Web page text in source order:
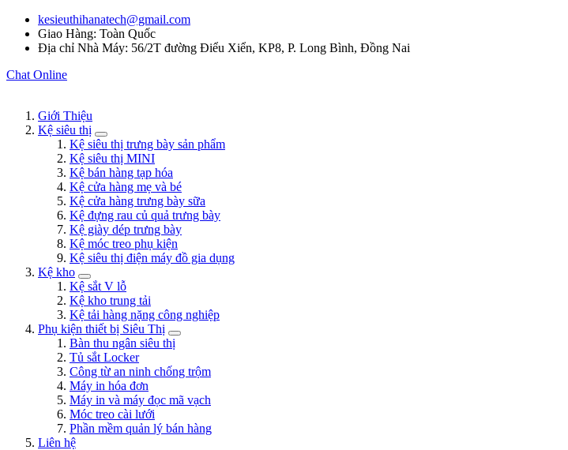
kesieuthihanatech@gmail.com
Giao Hàng: Toàn Quốc
Địa chỉ Nhà Máy: 56/2T đường Điểu Xiển, KP8, P. Long Bình, Đồng Nai
Chat Online
Giới Thiệu
Kệ siêu thị
Kệ siêu thị trưng bày sản phẩm
Kệ siêu thị MINI
Kệ bán hàng tạp hóa
Kệ cửa hàng mẹ và bé
Kệ cửa hàng trưng bày sữa
Kệ đựng rau củ quả trưng bày
Kệ giày dép trưng bày
Kệ móc treo phụ kiện
Kệ siêu thị điện máy đồ gia dụng
Kệ kho
Kệ sắt V lỗ
Kệ kho trung tải
Kệ tải hàng nặng công nghiệp
Phụ kiện thiết bị Siêu Thị
Bàn thu ngân siêu thị
Tủ sắt Locker
Công từ an ninh chống trộm
Máy in hóa đơn
Máy in và máy đọc mã vạch
Móc treo cài lưới
Phần mềm quản lý bán hàng
Liên hệ